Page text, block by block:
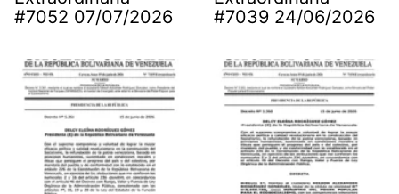
#7052 07/07/2026
#7039 24/06/2026